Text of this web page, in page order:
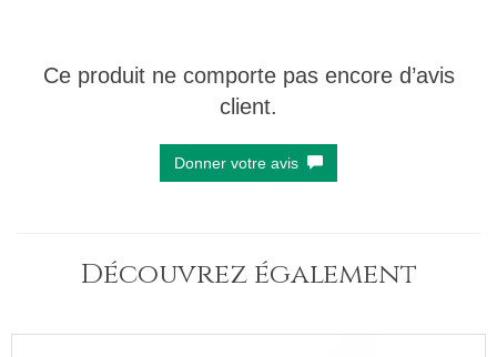
Ce produit ne comporte pas encore d’avis
client.
Donner votre avis
Découvrez également